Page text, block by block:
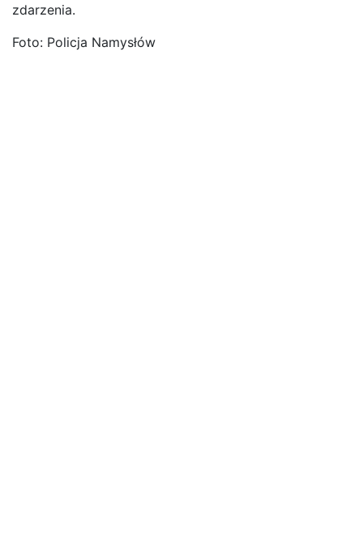
zdarzenia.
Foto: Policja Namysłów